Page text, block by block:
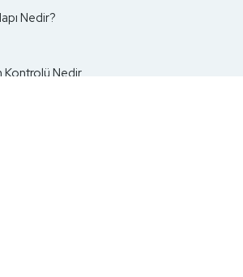
Nedir?
Nedir